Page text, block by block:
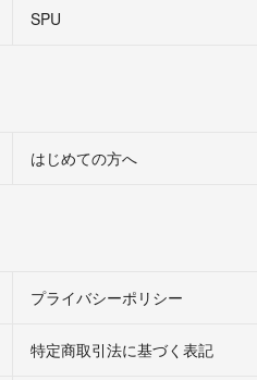
SPU
はじめての方へ
プライバシーポリシー
特定商取引法に基づく表記